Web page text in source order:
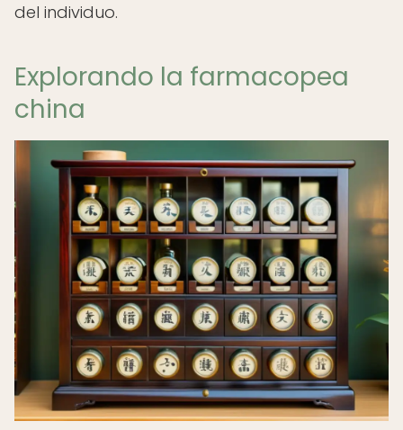
del individuo.
Explorando la farmacopea
china